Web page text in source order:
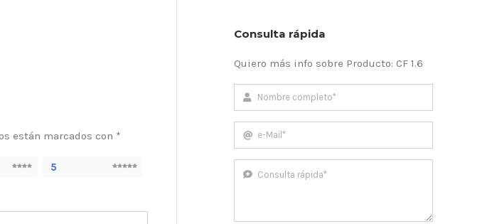
están marcados con *
5
Consulta rápida
Quiero más info sobre Producto: CF 1.6